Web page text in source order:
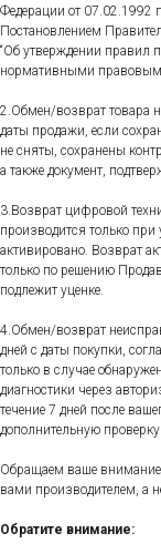
Федерации от 07.02.1992
Постановлением
“Об утверждении правил
нормативными
2.Обмен/возврат товара
даты продажи, если
не сняты, сохранены
а также документ,
3.Возврат цифровой
производится только
активировано. Возврат
только по решению
подлежит уценке.
4.Обмен/возврат
дней с даты покупки,
только в случае
диагностики через
течение 7 дней после
дополнительную
Обращаем ваше внимание
вами производителем, а
Обратите внимание: